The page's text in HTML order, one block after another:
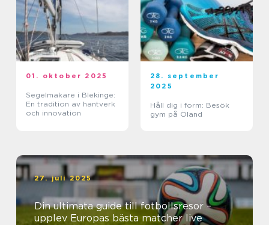
01. oktober 2025
Segelmakare i Blekinge:
En tradition av hantverk
och innovation
28. september
2025
Håll dig i form: Besök
gym på Öland
27. juli 2025
Din ultimata guide till fotbollsresor –
upplev Europas bästa matcher live